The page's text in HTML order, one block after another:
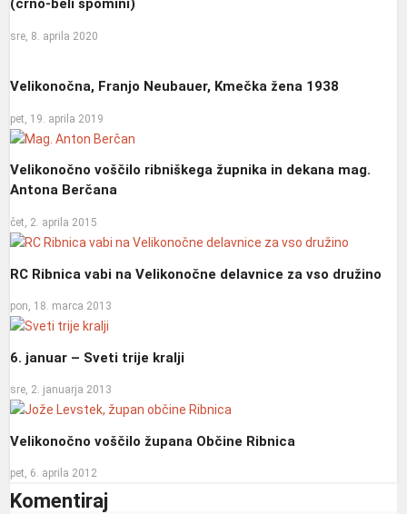
(črno-beli spomini)
sre, 8. aprila 2020
Velikonočna, Franjo Neubauer, Kmečka žena 1938
pet, 19. aprila 2019
Velikonočno voščilo ribniškega župnika in dekana mag.
Antona Berčana
čet, 2. aprila 2015
RC Ribnica vabi na Velikonočne delavnice za vso družino
pon, 18. marca 2013
6. januar – Sveti trije kralji
sre, 2. januarja 2013
Velikonočno voščilo župana Občine Ribnica
pet, 6. aprila 2012
Komentiraj